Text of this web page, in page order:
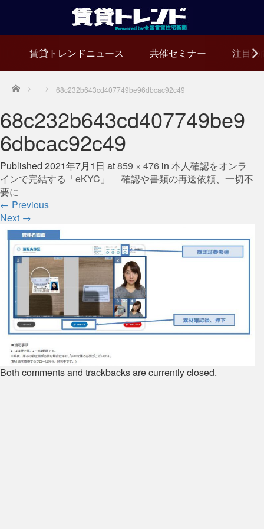
賃貸トレンドニュース 共催セミナー 注目の
Home 68c232b643cd407749be96dbcac92c49
68c232b643cd407749be9
6dbcac92c49
Published 2021年7月1日 at859 × 476 in 本人確認をオンラ
インで完結する「eKYC」 確認や書類の再送依頼、一切不
要に
← Previous
Next →
Both comments and trackbacks are currently closed.